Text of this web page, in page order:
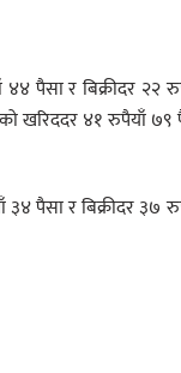
पैसा र बिक्रीदर २२
खरिददर ४१ रुपैयाँ ७९
पैसा र बिक्रीदर ३७